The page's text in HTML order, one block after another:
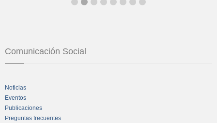
Comunicación Social
Noticias
Eventos
Publicaciones
Preguntas frecuentes